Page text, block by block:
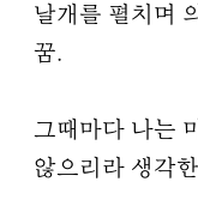
날개를 펼치며
꿈.
그때마다 나는
않으리라 생각